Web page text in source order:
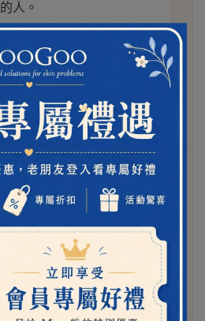
人。
奶香，舒服自然不刺
膩，像夏天午後的柔和香
香設計，適合敏弱肌與不
4 入組？